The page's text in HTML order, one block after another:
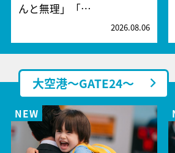
んと無理」「…
2026.08.06
大空港～GATE24～